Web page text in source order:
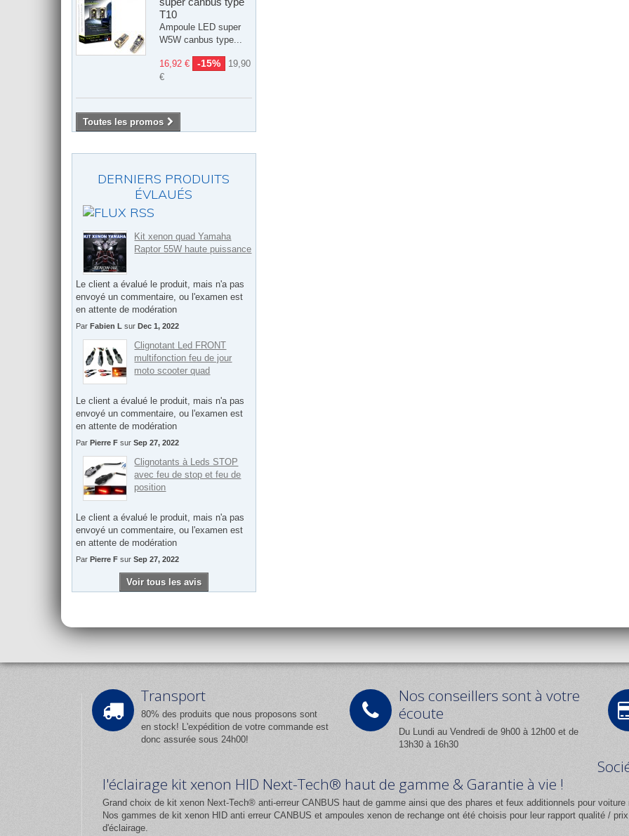
T10
Ampoule LED super
W5W canbus type...
16,92 € -15%
19,90
€
Toutes les promos
DERNIERS PRODUITS
ÉVLAUÉS
Kit xenon quad Yamaha
Raptor 55W haute puissance
Le client a évalué le produit, mais n'a pas
envoyé un commentaire, ou l'examen est
en attente de modération
Par Fabien L sur Dec 1, 2022
Clignotant Led FRONT
multifonction feu de jour
moto scooter quad
Le client a évalué le produit, mais n'a pas
envoyé un commentaire, ou l'examen est
en attente de modération
Par Pierre F sur Sep 27, 2022
Clignotants à Leds STOP
avec feu de stop et feu de
position
Le client a évalué le produit, mais n'a pas
envoyé un commentaire, ou l'examen est
en attente de modération
Par Pierre F sur Sep 27, 2022
Voir tous les avis
Transport
80% des produits que nous proposons sont
en stock! L'expédition de votre commande est
donc assurée sous 24h00!
Nos conseillers sont à votre
écoute
Du Lundi au Vendredi de 9h00 à 12h00 et de
13h30 à 16h30
l'éclairage kit xenon HID Next-Tech® haut de gamme & Garantie à vie !
Grand choix de kit xenon Next-Tech® anti-erreur CANBUS haut de gamme ainsi que des phares et feux additionnels pour
Nos gammes de kit xenon HID anti erreur CANBUS et ampoules xenon de rechange ont été choisis pour leur rapport qualité /
d'éclairage.